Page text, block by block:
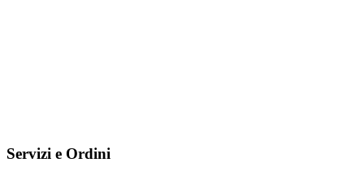
Servizi e Ordini